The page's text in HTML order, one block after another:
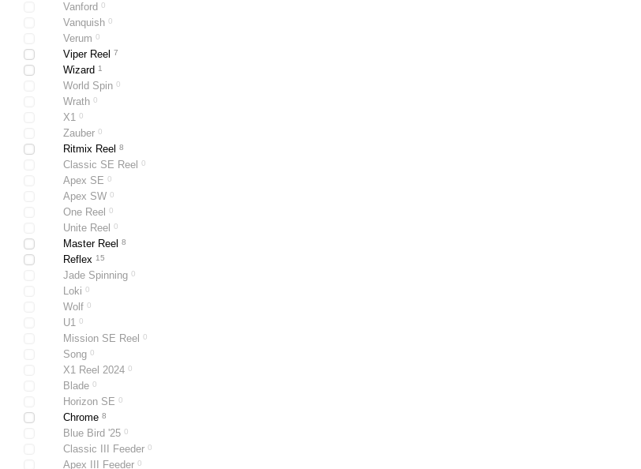
Vanford 0
Vanquish 0
Verum 0
Viper Reel 7
Wizard 1
World Spin 0
Wrath 0
X1 0
Zauber 0
Ritmix Reel 8
Classic SE Reel 0
Apex SE 0
Apex SW 0
One Reel 0
Unite Reel 0
Master Reel 8
Reflex 15
Jade Spinning 0
Loki 0
Wolf 0
U1 0
Mission SE Reel 0
Song 0
X1 Reel 2024 0
Blade 0
Horizon SE 0
Chrome 8
Blue Bird '25 0
Classic III Feeder 0
Apex III Feeder 0